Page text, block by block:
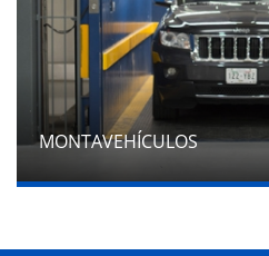
MONTAVEHÍCULOS